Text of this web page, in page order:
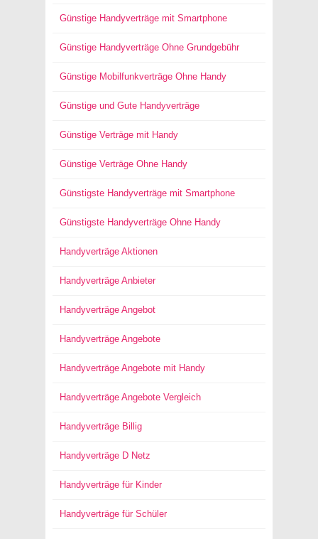
Günstige Handyverträge mit Smartphone
Günstige Handyverträge Ohne Grundgebühr
Günstige Mobilfunkverträge Ohne Handy
Günstige und Gute Handyverträge
Günstige Verträge mit Handy
Günstige Verträge Ohne Handy
Günstigste Handyverträge mit Smartphone
Günstigste Handyverträge Ohne Handy
Handyverträge Aktionen
Handyverträge Anbieter
Handyverträge Angebot
Handyverträge Angebote
Handyverträge Angebote mit Handy
Handyverträge Angebote Vergleich
Handyverträge Billig
Handyverträge D Netz
Handyverträge für Kinder
Handyverträge für Schüler